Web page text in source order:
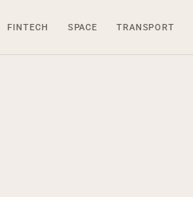
FINTECH SPACE TRANSPORT